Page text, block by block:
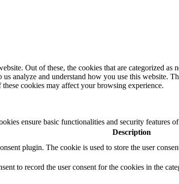
Out of these, the cookies that are categorized as
analyze and understand how you use this website.
cookies may affect your browsing experience.
ensure basic functionalities and security features
Description
plugin. The cookie is used to store the user
to record the user consent for the cookies in the